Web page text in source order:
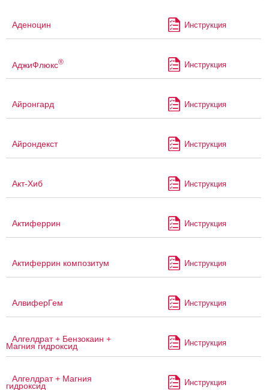
Аденоцин Инструкция
АджиФлюкс® Инструкция
Айронгард Инструкция
Айрондекст Инструкция
Акт-Хиб Инструкция
Актиферрин Инструкция
Актиферрин композитум Инструкция
АлвиферГем Инструкция
Алгелдрат + Бензокаин +
Магния гидроксид Инструкция
Алгелдрат + Магния
гидроксид Инструкция